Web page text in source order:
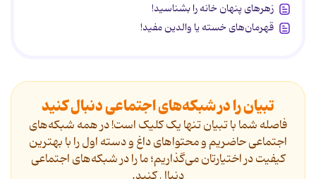
زهرهای پنهان خانه را بشناسید!
قهرمان‌های خسته یا والدین مفید!
تبیان را در شبکه‌های اجتماعی دنبال کنید
فاصله شما با تبیان تنها یک کلیک است! در همه شبکه‌های
اجتماعی حاضریم و محتواهای داغ و دسته اول را با بهترین
کیفیت در اختیارتان می‌گذاریم؛ ما را در شبکه‌های اجتماعی